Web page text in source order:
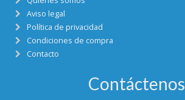
Aviso legal
Política de privacidad
Condiciones de compra
Contacto
Contáctenos